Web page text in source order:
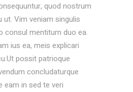
quod nostrum
Vim veniam singulis
consul mentitum duo ea.
ius ea, meis explicari
possit patrioque
concludaturque
eam in sed te veri